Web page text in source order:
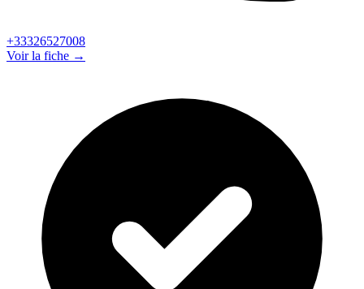
+33326527008
Voir la fiche →